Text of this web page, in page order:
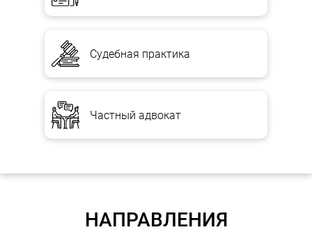
Судебная практика
Частный адвокат
НАПРАВЛЕНИЯ